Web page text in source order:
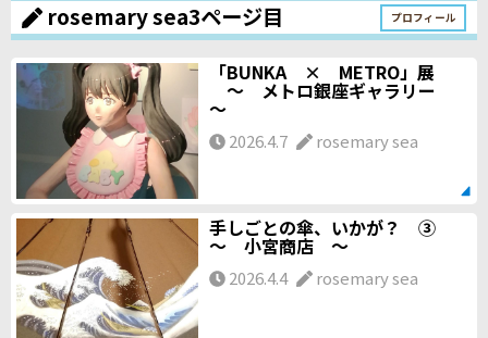
rosemary sea3ページ目 プロフィール
「BUNKA × METRO」展
～ メトロ銀座ギャラリー
～
2026.4.7 rosemary sea
手しごとの傘、いかが？ ③
～ 小宮商店 ～
2026.4.4 rosemary sea